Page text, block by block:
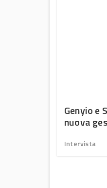
Genyio e
nuova
Intervista